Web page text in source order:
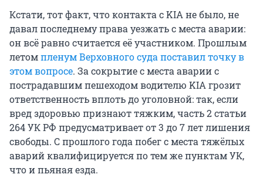
Кстати, тот факт, что контакта с KIA не было, не
давал последнему права уезжать с места аварии:
он всё равно считается её участником. Прошлым
летомпленум Верховного суда поставил точку в
этом вопросе. За сокрытие с места аварии с
пострадавшим пешеходом водителю KIA грозит
ответственность вплоть до уголовной: так, если
вред здоровью признают тяжким, часть 2 статьи
264 УК РФ предусматривает от 3 до 7 лет лишения
свободы. С прошлого года побег с места тяжёлых
аварий квалифицируется по тем же пунктам УК,
что и пьяная езда.